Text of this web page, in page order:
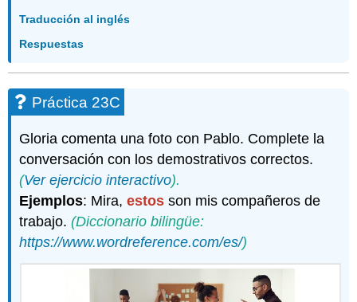
Traducción al inglés
Respuestas
Práctica 23C
Gloria comenta una foto con Pablo. Complete la
conversación con los demostrativos correctos.
(Ver ejercicio interactivo).
Ejemplos: Mira,estos son mis compañeros de
trabajo.(Diccionario bilingüe:
https://www.wordreference.com/es/)